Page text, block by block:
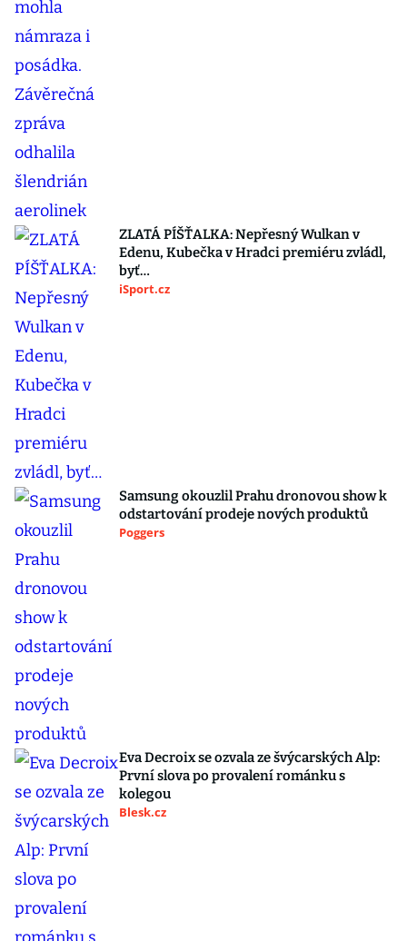
ZLATÁ PÍŠŤALKA: Nepřesný Wulkan v
Edenu, Kubečka v Hradci premiéru zvládl,
byť…
iSport.cz
Samsung okouzlil Prahu dronovou show k
odstartování prodeje nových produktů
Poggers
Eva Decroix se ozvala ze švýcarských Alp:
První slova po provalení románku s
kolegou
Blesk.cz